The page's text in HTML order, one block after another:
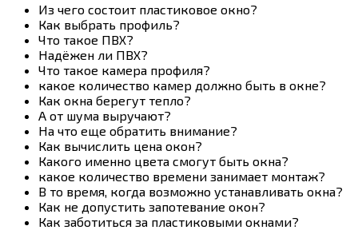
Из чего состоит пластиковое окно?
Как выбрать профиль?
Что такое ПВХ?
Надёжен ли ПВХ?
Что такое камера профиля?
какое количество камер должно быть в окне?
Как окна берегут тепло?
А от шума выручают?
На что еще обратить внимание?
Как вычислить цена окон?
Какого именно цвета смогут быть окна?
какое количество времени занимает монтаж?
В то время, когда возможно устанавливать окна?
Как не допустить запотевание окон?
Как заботиться за пластиковыми окнами?